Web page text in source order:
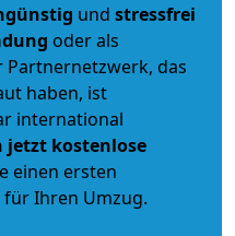
und stressfrei
oder als
Partnernetzwerk, das
haben, ist
international
jetzt kostenlose
einen ersten
Ihren Umzug.